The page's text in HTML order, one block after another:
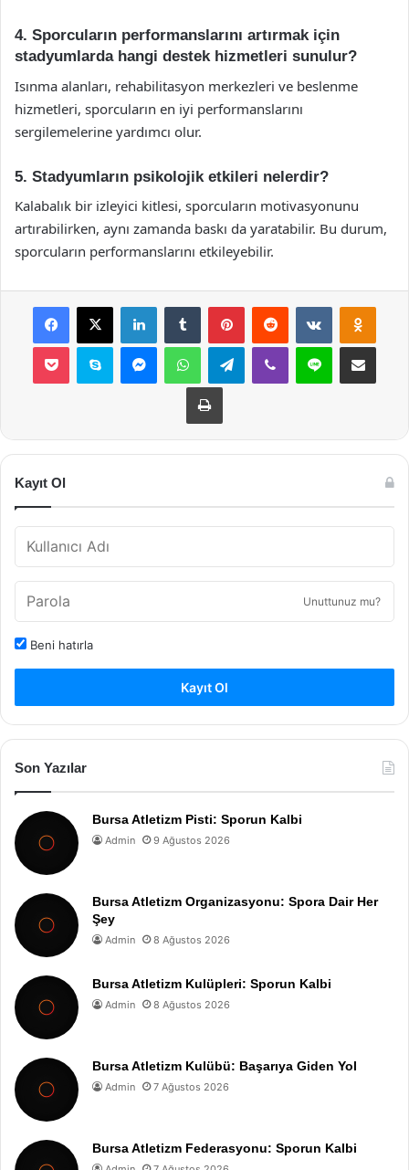
4. Sporcuların performanslarını artırmak için
stadyumlarda hangi destek hizmetleri sunulur?
Isınma alanları, rehabilitasyon merkezleri ve beslenme
hizmetleri, sporcuların en iyi performanslarını
sergilemelerine yardımcı olur.
5. Stadyumların psikolojik etkileri nelerdir?
Kalabalık bir izleyici kitlesi, sporcuların motivasyonunu
artırabilirken, aynı zamanda baskı da yaratabilir. Bu durum,
sporcuların performanslarını etkileyebilir.
Facebook
X LinkedInTumblr PinterestReddit VKontakte
Pocket Skype MessengerWhatsAppTelegramViber Line E-Posta ile
Yazdır
Kayıt Ol
Unuttunuz mu?
Beni hatırla
Kayıt Ol
Son Yazılar
Bursa Atletizm Pisti: Sporun Kalbi
Admin 9 Ağustos 2026
Bursa Atletizm Organizasyonu: Spora Dair Her
Şey
Admin 8 Ağustos 2026
Bursa Atletizm Kulüpleri: Sporun Kalbi
Admin 8 Ağustos 2026
Bursa Atletizm Kulübü: Başarıya Giden Yol
Admin 7 Ağustos 2026
Bursa Atletizm Federasyonu: Sporun Kalbi